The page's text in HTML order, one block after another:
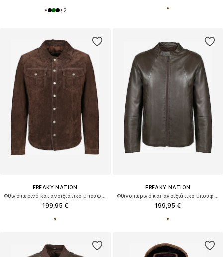
+2
FREAKY NATION
199,95 €
FREAKY NATION
199,95 €